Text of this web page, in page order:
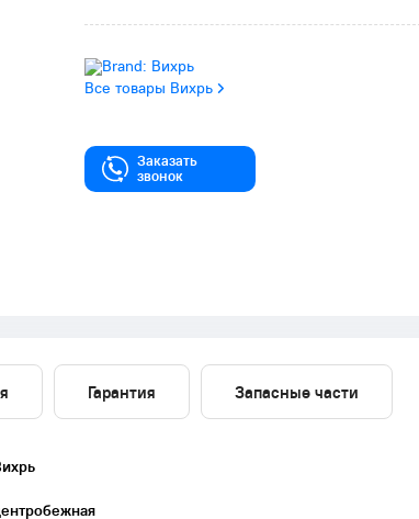
Все товары Вихрь
Заказать
звонок
Гарантия Запасные части